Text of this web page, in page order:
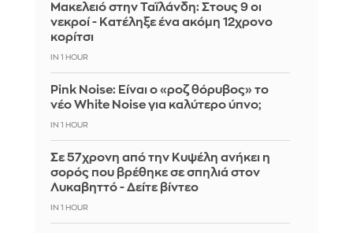
Μακελειό στην Ταϊλάνδη: Στους 9 οι
νεκροί - Κατέληξε ένα ακόμη 12χρονο
κορίτσι
IN 1 HOUR
Pink Noise: Είναι ο «ροζ θόρυβος» το
νέο White Noise για καλύτερο ύπνο;
IN 1 HOUR
Σε 57χρονη από την Κυψέλη ανήκει η
σορός που βρέθηκε σε σπηλιά στον
Λυκαβηττό - Δείτε βίντεο
IN 1 HOUR